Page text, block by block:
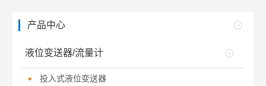
产品中心
液位变送器/流量计
投入式液位变送器